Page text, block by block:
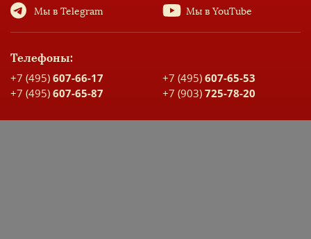
Мы в Telegram Мы в YouTube
Телефоны:
+7 (495) 607-66-17 +7 (495) 607-65-53
+7 (495) 607-65-87 +7 (903) 725-78-20